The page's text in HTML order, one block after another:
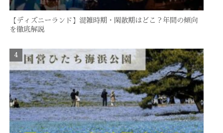
【ディズニーランド】混雑時期・閑散期はどこ？年間の傾向
を徹底解説